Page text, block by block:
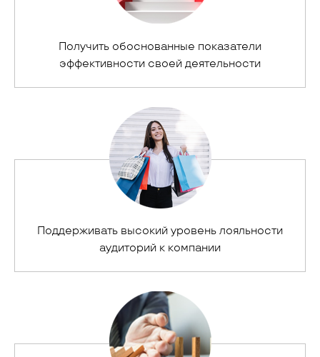
Получить обоснованные показатели
эффективности своей деятельности
Поддерживать высокий уровень лояльности
аудиторий к компании